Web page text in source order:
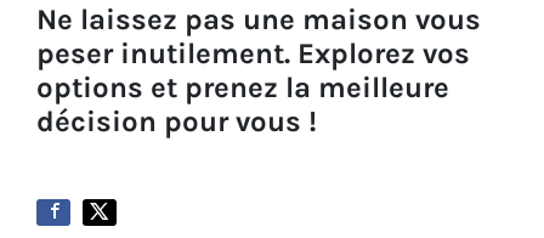
Ne laissez pas une maison vous
peser inutilement. Explorez vos
options et prenez la meilleure
décision pour vous !